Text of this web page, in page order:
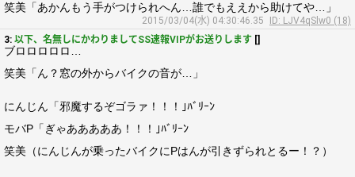
笑美「あかんもう手がつけられへん…誰でもええから助けてや…」
2015/03/04(水) 04:30:46.35
ID: LJV4qSlw0 (18)
3: 以下、名無しにかわりましてSS速報VIPがお送りします []
ブロロロロロ…
笑美「ん？窓の外からバイクの音が…」
にんじん「邪魔するぞゴラァ！！！｣ﾊﾞﾘｰﾝ
モバP「ぎゃあああああ！！！｣ﾊﾞﾘｰﾝ
笑美（にんじんが乗ったバイクにPはんが引きずられとるー！？）